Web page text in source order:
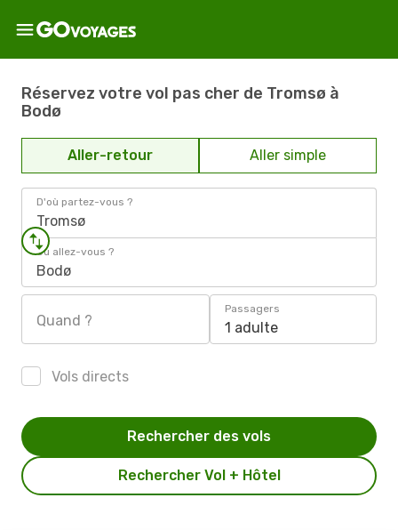
Réservez votre vol pas cher de Tromsø à
Bodø
Aller-retour Aller simple
D'où partez-vous ?
Tromsø
Où allez-vous ?
Bodø
Quand ?
Passagers
1 adulte
Vols directs
Rechercher Vol + Hôtel
Rechercher des vols